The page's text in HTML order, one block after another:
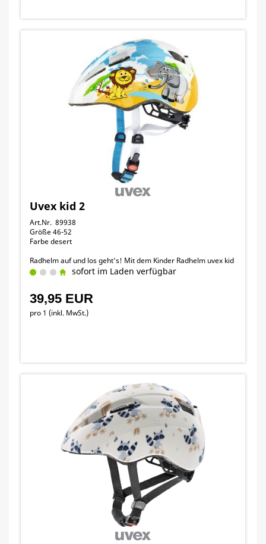
Uvex kid 2
Art.Nr. 89938
Größe 46-52
Farbe desert
Radhelm auf und los geht's! Mit dem Kinder Radhelm uvex kid
2 sind schon die Jüngsten von Beginn an perfekt geschützt!
sofort im Laden verfügbar
39,95 EUR
pro 1 (inkl. MwSt.)